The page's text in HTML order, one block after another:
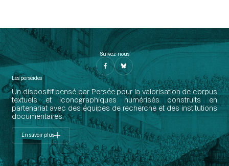
Suivez-nous
Les perséides
Un dispositif pensé par Persée pour la valorisation de corpus
textuels et iconographiques numérisés construits en
partenariat avec des équipes de recherche et des institutions
documentaires.
En savoir plus